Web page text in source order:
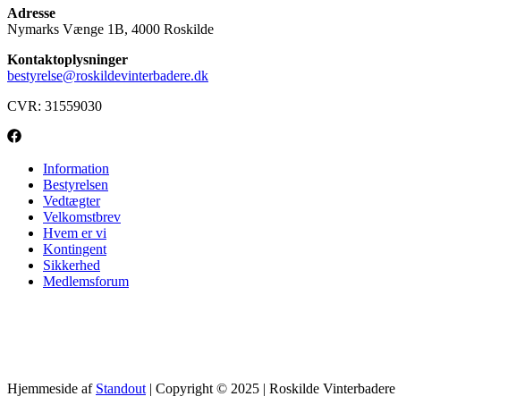
Adresse
Nymarks Vænge 1B, 4000 Roskilde
Kontaktoplysninger
bestyrelse@roskildevinterbadere.dk
CVR: 31559030
Information
Bestyrelsen
Vedtægter
Velkomstbrev
Hvem er vi
Kontingent
Sikkerhed
Medlemsforum
Hjemmeside af Standout | Copyright © 2025 | Roskilde Vinterbadere